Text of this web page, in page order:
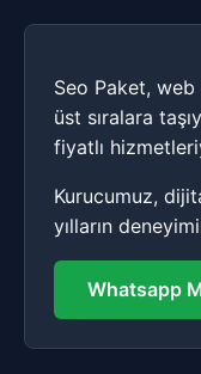
Seo Paket,
üst sıralara
fiyatlı
Kurucumuz,
yılların
Whatsapp